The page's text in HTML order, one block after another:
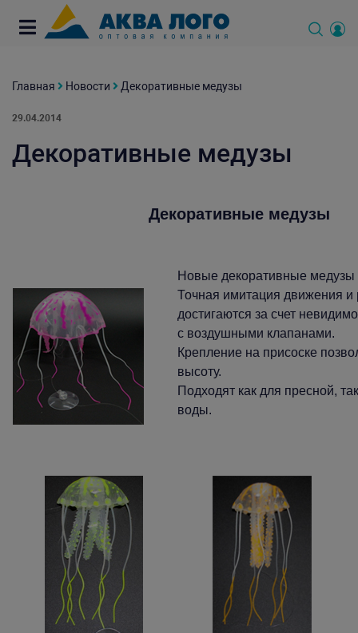
Главная Новости Декоративные медузы
29.04.2014
Декоративные медузы
Декоративные медузы
Новые декоративные медузы
Точная имитация движения и
достигаются за счет
с воздушными клапанами.
Крепление на присоске
высоту.
Подходят как для пресной,
воды.